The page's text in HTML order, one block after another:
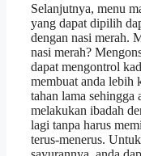
Selanjutnya, menu
yang dapat dipilih
dengan nasi merah.
nasi merah?
dapat mengontrol
membuat anda lebih
tahan lama sehingga
melakukan ibadah
lagi tanpa harus
terus-menerus.